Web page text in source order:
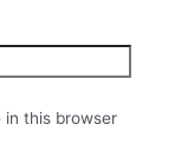
in this browser